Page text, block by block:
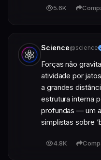
5.6K
Science@science
Forças não
atividade por
a grandes
estrutura interna
profundas — um
simplistas sobre
4.8K